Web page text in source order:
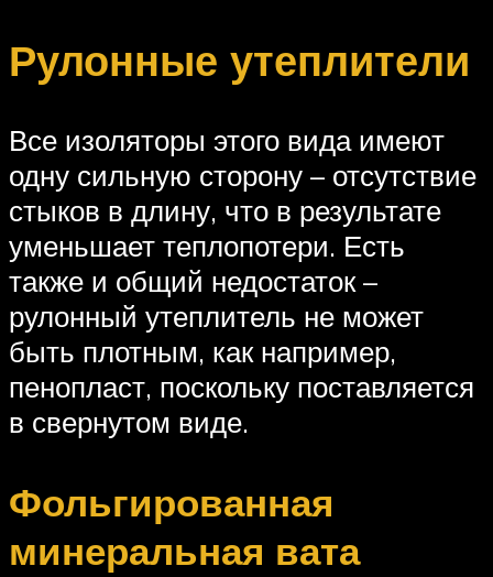
Рулонные утеплители
Все изоляторы этого вида имеют
одну сильную сторону – отсутствие
стыков в длину, что в результате
уменьшает теплопотери. Есть
также и общий недостаток –
рулонный утеплитель не может
быть плотным, как например,
пенопласт, поскольку поставляется
в свернутом виде.
Фольгированная
минеральная вата